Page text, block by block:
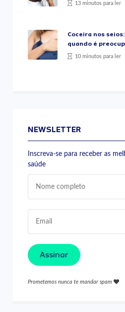
13 minutos para ler
Coceira nos
quando é
10 minutos para ler
NEWSLETTER
Inscreva-se para receber as
saúde
Assinar
Prometemos nunca te mandar spam